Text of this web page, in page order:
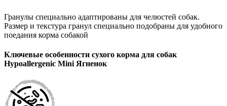
Гранулы специально адаптированы для челюстей собак.
Размер и текстура гранул специально подобраны для удобного
поедания корма собакой
Ключевые особенности сухого корма для собак
Hypoallergenic Mini Ягненок